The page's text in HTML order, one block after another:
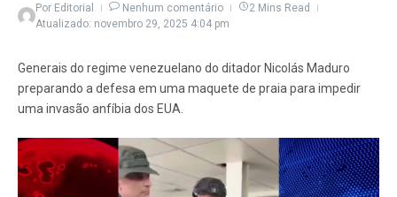
Por Editorial Nenhum comentário
2 Mins Read
Atualizado: novembro 29, 2025 4:04 pm
Generais do regime venezuelano do ditador Nicolás Maduro
preparando a defesa em uma maquete de praia para impedir
uma invasão anfíbia dos EUA.